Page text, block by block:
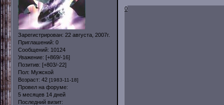
Зарегистрирован: 22 августа, 2007г.
Приглашений: 0
Сообщений: 10124
Уважение: [+869/-16]
Позитив: [+803/-22]
Пол: Мужской
Возраст: 42 [1983-11-18]
Провел на форуме:
5 месяцев 14 дней
Последний визит:
0